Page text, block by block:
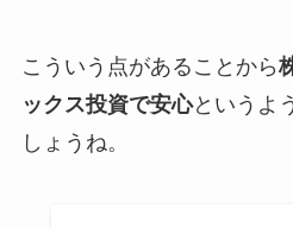
こういう点があることから
ックス投資で安心というよ
しょうね。